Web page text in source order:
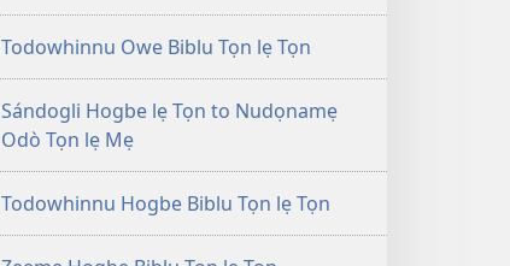
Yọyọ
Tọn
(Zinjẹgbonu
2015
Tọn)
Yọyọ
Tọn
(Zinjẹgbonu
2015
Todowhinnu Owe Biblu Tọn lẹ Tọn
Sándogli Hogbe lẹ Tọn to Nudọnamẹ
Odò Tọn lẹ Mẹ
Todowhinnu Hogbe Biblu Tọn lẹ Tọn